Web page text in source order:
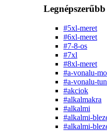
#5xl-meret
#6xl-meret
#7-8-os
#7xl
#8xl-meret
#a-vonalu-
#a-vonalu-
#akciok
#alkalmakra
#alkalmi
#alkalmi-
#alkalmi-